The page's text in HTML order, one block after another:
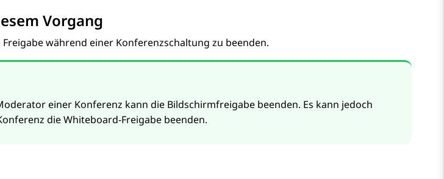
Vorgang
Freigabe während einer Konferenzschaltung zu beenden.
einer Konferenz kann die Bildschirmfreigabe beenden. Es kann jedoch
die Whiteboard-Freigabe beenden.